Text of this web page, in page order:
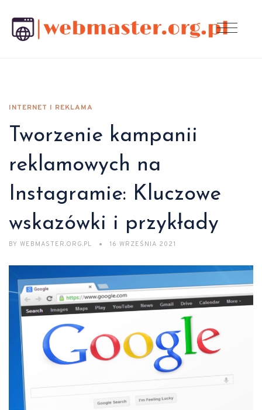
INTERNET I REKLAMA
Tworzenie kampanii
reklamowych na
Instagramie: Kluczowe
wskazówki i przykłady
BY WEBMASTER.ORG.PL 16 WRZEŚNIA 2021